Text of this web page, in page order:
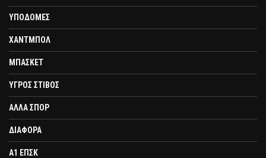
ΥΠΟΔΟΜΕΣ
ΧΑΝΤΜΠΟΛ
ΜΠΑΣΚΕΤ
ΥΓΡΟΣ ΣΤΙΒΟΣ
ΑΛΛΑ ΣΠΟΡ
ΔΙΑΦΟΡΑ
Α1 ΕΠΣΚ